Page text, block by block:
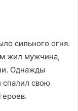
сильного огня.
жил мужчина,
Однажды
спалил свою